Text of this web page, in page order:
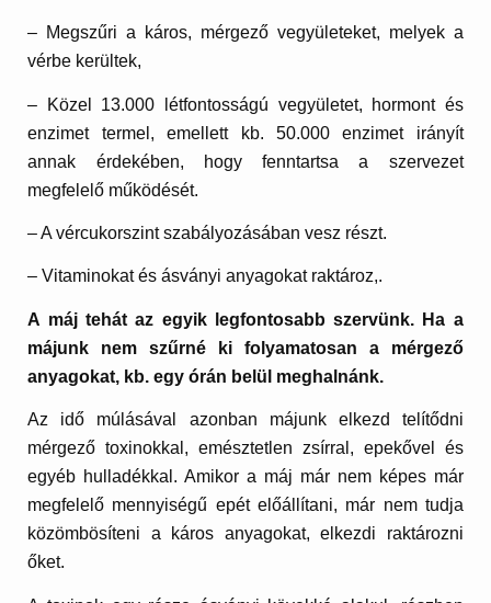
– Megszűri a káros, mérgező vegyületeket, melyek a
vérbe kerültek,
– Közel 13.000 létfontosságú vegyületet, hormont és
enzimet termel, emellett kb. 50.000 enzimet irányít
annak érdekében, hogy fenntartsa a szervezet
megfelelő működését.
– A vércukorszint szabályozásában vesz részt.
– Vitaminokat és ásványi anyagokat raktároz,.
A máj tehát az egyik legfontosabb szervünk. Ha a
májunk nem szűrné ki folyamatosan a mérgező
anyagokat, kb. egy órán belül meghalnánk.
Az idő múlásával azonban májunk elkezd telítődni
mérgező toxinokkal, emésztetlen zsírral, epekővel és
egyéb hulladékkal. Amikor a máj már nem képes már
megfelelő mennyiségű epét előállítani, már nem tudja
közömbösíteni a káros anyagokat, elkezdi raktározni
őket.